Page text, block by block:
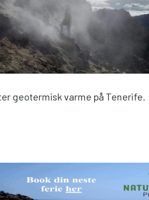
geotermisk varme på Tenerife.